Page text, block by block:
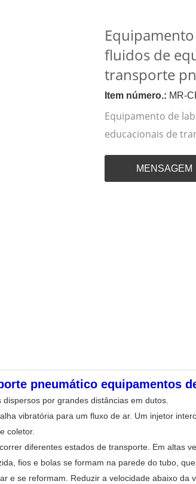
fluidos de
transporte
Item número.: MR-
Equipamento de
educacionais de
MENSAGEM
pneumático equipamentos
por grandes distâncias em dutos.
vibratória para um fluxo de ar. Um injetor
coletor.
diferentes estados de transporte. Em altas
fios e bolas se formam na parede do tubo,
e se reformam. Reduzir a velocidade abaixo